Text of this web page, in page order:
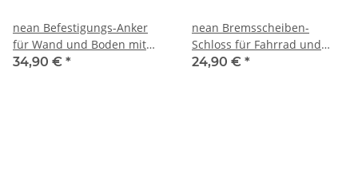
nean Befestigungs-Anker
für Wand und Boden mit
Befestigungsmaterial,
34,90 € *
nean Bremsscheiben-
Schloss für Fahrrad und
Motorrad mit zwei
24,90 € *